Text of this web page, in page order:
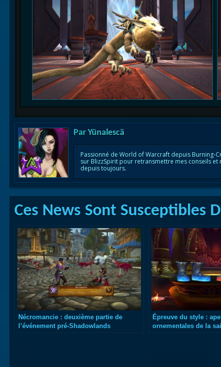
Par Yünalescä
Passionné de World of Warcraft depuis Burning-
sur BlizzSpirit pour retransmettre mes conseils
depuis toujours.
Ces News Sont Susceptibles
Nécromancie : deuxième partie de
l’événement pré-Shadowlands
Épreuve du style :
ornementales de la